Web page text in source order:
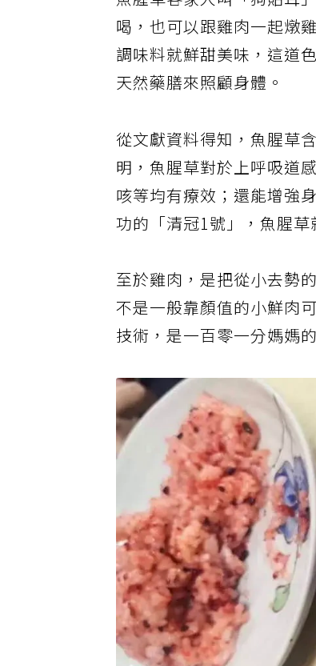
魚腥草客家人叫「狗貼耳
喝，也可以跟雞肉一起燉
調味料就鮮甜美味，這道
天然藥膳來照顧身體。
從文獻資料得知，魚腥草
明，魚腥草對於上呼吸道
咳等均有療效；還能增強
功的「清冠1號」，魚腥草
至於雞肉，是把從小去勢
不是一般靠顏值的小鮮肉
技術，是一百零一分媽媽的